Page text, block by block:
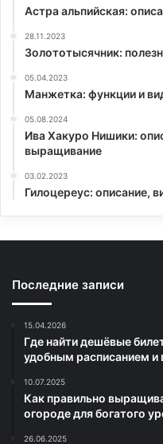
Астра альпийская:
28.11.2023
Золототысячник:
05.04.2023
Манжетка: функции и
05.08.2024
Ива Хакуро Нишики:
выращивание
03.02.2023
Гилоцереус: описание,
Последние записи
15.04.2026
Где найти дешёвые
удобным расписанием
10.07.2025
Как правильно
огороде для богатого
26.06.2025